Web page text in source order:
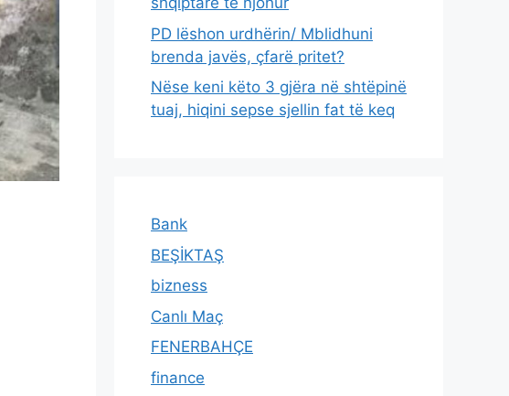
PD lëshon urdhërin/ Mblidhuni
brenda javës, çfarë pritet?
Nëse keni këto 3 gjëra në shtëpinë
tuaj, hiqini sepse sjellin fat të keq
Bank
BEŞİKTAŞ
bizness
Canlı Maç
FENERBAHÇE
finance